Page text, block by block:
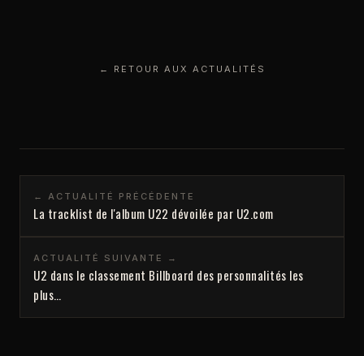
← RETOUR AUX ACTUALITÉS
← ACTUALITÉ PRÉCÉDENTE
La tracklist de l'album U22 dévoilée par U2.com
ACTUALITÉ SUIVANTE →
U2 dans le classement Billboard des personnalités les
plus…